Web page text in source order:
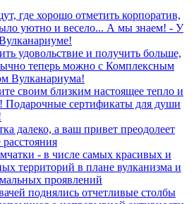
где хорошо отметить корпоратив,
уютно и весело... А мы знаем! - У
удовольствие и получить больше,
теперь можно с Комплексным
Вулканариума!
своим близким настоящее тепло и
Подарочные сертификаты для души
далеко, а ваш привет преодолеет
- в числе самых красивых и
территорий в плане вулканизма и
проявлений
поднялись отчетливые столбы